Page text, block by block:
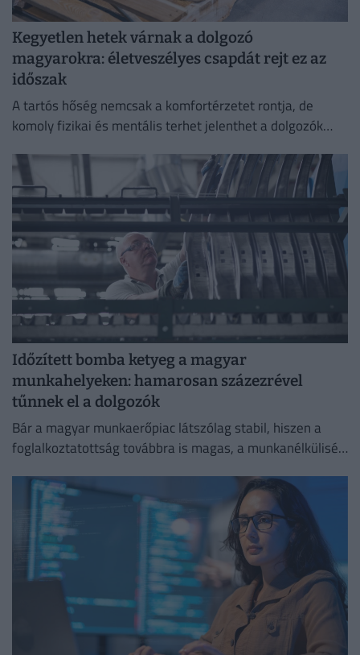
Kegyetlen hetek várnak a dolgozó
magyarokra: életveszélyes csapdát rejt ez az
időszak
A tartós hőség nemcsak a komfortérzetet rontja, de
komoly fizikai és mentális terhet jelenthet a dolgozók
Időzített bomba ketyeg a magyar
munkahelyeken: hamarosan százezrével
tűnnek el a dolgozók
Bár a magyar munkaerőpiac látszólag stabil, hiszen a
foglalkoztatottság továbbra is magas, a munkanélküliség